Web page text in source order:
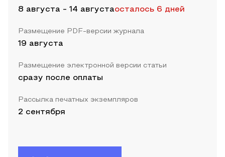
8 августа - 14 августаосталось 6 дней
Размещение PDF-версии журнала
19 августа
Размещение электронной версии статьи
сразу после оплаты
Рассылка печатных экземпляров
2 сентября